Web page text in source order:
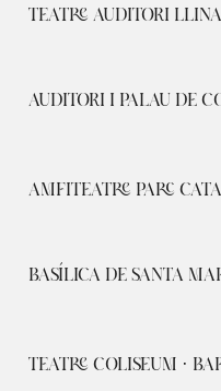
TEATRE AUDITORI
AUDITORI I PALAU DE
AMFITEATRE PARC
BASÍLICA DE SANTA
TEATRE COLISEUM ·